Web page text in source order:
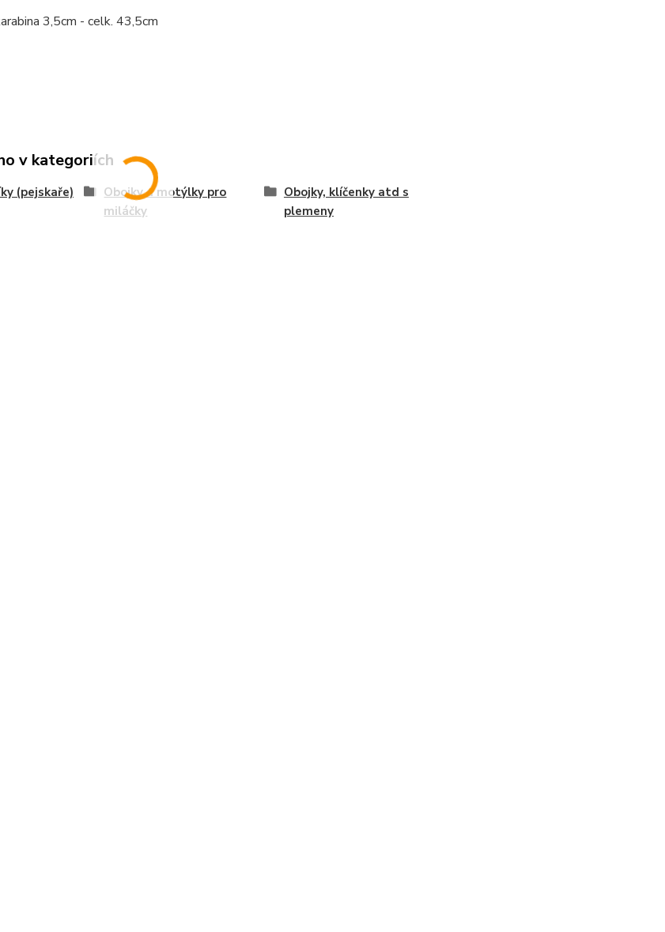
3,5cm - celk. 43,5cm
v kategoriích
(pejskaře)
Obojky a motýlky pro
miláčky
Obojky, klíčenky atd s
plemeny